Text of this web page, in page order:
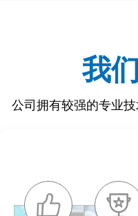
我
公司拥有较强的专业